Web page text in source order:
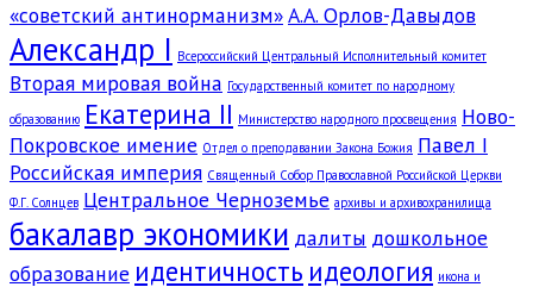
«советский антинорманизм»А.А. Орлов-Давыдов
Александр I Всероссийский Центральный Исполнительный комитет
Вторая мировая война Государственный комитет по народному
образованию Екатерина II Министерство народного просвещения Ново-
Покровское имение Отдел о преподавании Закона Божия Павел I
Российская империя Священный Собор Православной Российской Церкви
Ф.Г. Солнцев Центральное Черноземье архивы и архивохранилища
бакалавр экономики далиты дошкольное
образование идентичность идеология икона и